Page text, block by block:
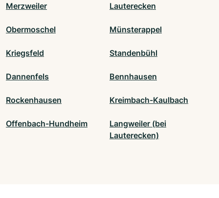
Merzweiler Lauterecken
Obermoschel Münsterappel
Kriegsfeld Standenbühl
Dannenfels Bennhausen
Rockenhausen Kreimbach-Kaulbach
Offenbach-Hundheim
Langweiler (bei
Lauterecken)